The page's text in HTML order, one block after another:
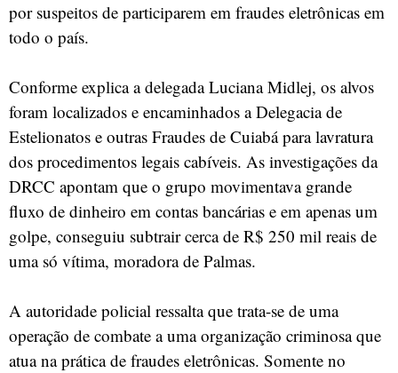
por suspeitos de participarem em fraudes eletrônicas em
todo o país.
Conforme explica a delegada Luciana Midlej, os alvos
foram localizados e encaminhados a Delegacia de
Estelionatos e outras Fraudes de Cuiabá para lavratura
dos procedimentos legais cabíveis. As investigações da
DRCC apontam que o grupo movimentava grande
fluxo de dinheiro em contas bancárias e em apenas um
golpe, conseguiu subtrair cerca de R$ 250 mil reais de
uma só vítima, moradora de Palmas.
A autoridade policial ressalta que trata-se de uma
operação de combate a uma organização criminosa que
atua na prática de fraudes eletrônicas. Somente no